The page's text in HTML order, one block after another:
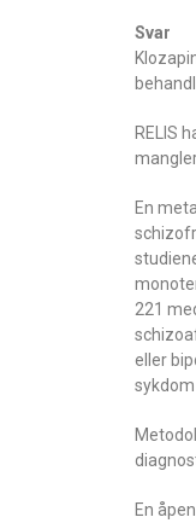
Svar
RELIS
En
221
eller
En